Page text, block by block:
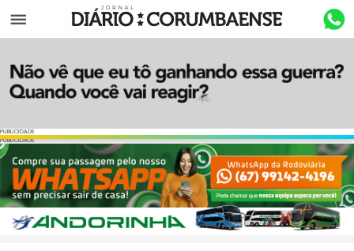
Menu
PUBLICIDADE
PUBLICIDADE